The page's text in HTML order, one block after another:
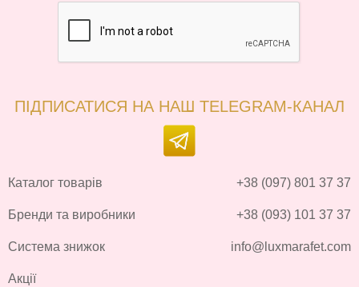
ПІДПИСАТИСЯ НА НАШ TELEGRAM-КАНАЛ
Каталог товарів
Бренди та виробники
Система знижок
Акції
+38 (097) 801 37 37
+38 (093) 101 37 37
info@luxmarafet.com